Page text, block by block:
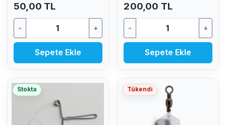
50,00 TL
- +
Sepete Ekle
200,00 TL
- +
Sepete Ekle
Stokta Tükendi